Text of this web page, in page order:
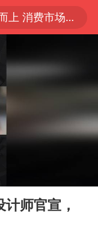
夏日经济乘热而上 消费市场向新而行
棘》
哈马斯称坚持加沙停火协议路线图
独闯南太行的失联女生最后轨迹已确认
师官宣，